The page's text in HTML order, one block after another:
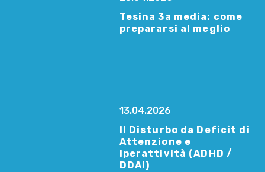
Tesina 3a media: come
prepararsi al meglio
13.04.2026
Il Disturbo da Deficit di
Attenzione e
Iperattività (ADHD /
DDAI)